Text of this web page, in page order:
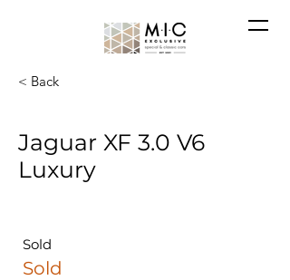
< Back
Jaguar XF 3.0 V6
Luxury
Sold
Sold